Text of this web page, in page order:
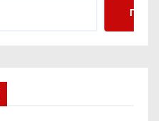
Поиск